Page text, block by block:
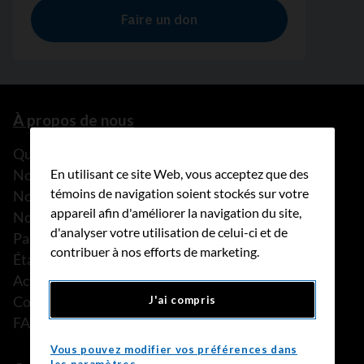
À propos de nous
Que faisons-nous?
Notre histoire
Nos histoires
Notre équipe
Partenariats
États financiers
Actualités
Communiqués de presse
FAQ
En utilisant ce site Web, vous acceptez que des
témoins de navigation soient stockés sur votre
appareil afin d'améliorer la navigation du site,
d'analyser votre utilisation de celui-ci et de
contribuer à nos efforts de marketing.
J'ai compris
Vous pouvez modifier vos préférences dans